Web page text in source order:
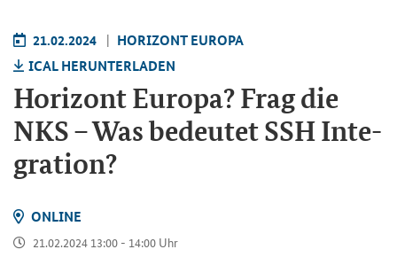
21.02.2024
HO­RI­ZONT EU­RO­PA
ICAL HER­UN­TER­LA­DEN
Ho­ri­zont Eu­ro­pa? Frag die
NKS – Was be­deu­tet SSH In­te­
gra­ti­on?
ON­LINE
21.02.2024 13:00 - 14:00 Uhr